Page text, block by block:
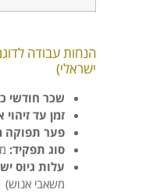
הנחות עבודה
ישראלי)
שכר חודשי
זמן עד
פער תפוקה
סוג תפקיד:
עלות גיוס
משאבי אנוש)